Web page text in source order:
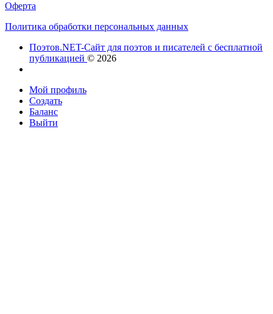
Оферта
Политика обработки персональных данных
Поэтов.NET-Сайт для поэтов и писателей с бесплатной
публикацией © 2026
Мой профиль
Создать
Баланс
Выйти